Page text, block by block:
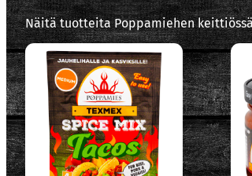
Näitä tuotteita Poppamiehen